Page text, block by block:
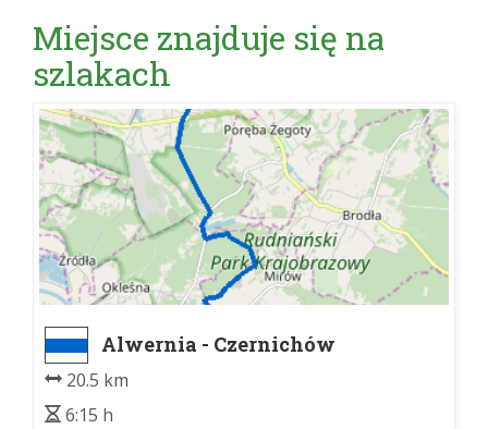
Miejsce znajduje się na
szlakach
Alwernia - Czernichów
20.5 km
6:15 h